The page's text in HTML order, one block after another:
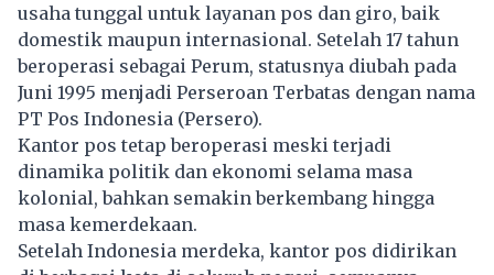
usaha tunggal untuk layanan pos dan giro, baik
domestik maupun internasional. Setelah 17 tahun
beroperasi sebagai Perum, statusnya diubah pada
Juni 1995 menjadi Perseroan Terbatas dengan nama
PT Pos Indonesia (Persero).
Kantor pos tetap beroperasi meski terjadi
dinamika politik dan ekonomi selama masa
kolonial, bahkan semakin berkembang hingga
masa kemerdekaan.
Setelah Indonesia merdeka, kantor pos didirikan